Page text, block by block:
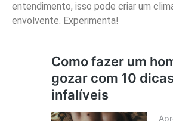
entendimento, isso pode criar um
envolvente. Experimenta!